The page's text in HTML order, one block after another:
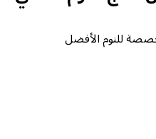
للنوم الأفضل